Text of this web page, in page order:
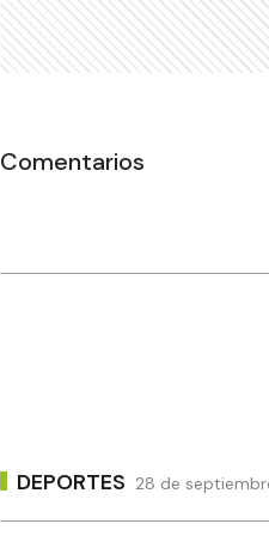
Comentarios
DEPORTES 28 de